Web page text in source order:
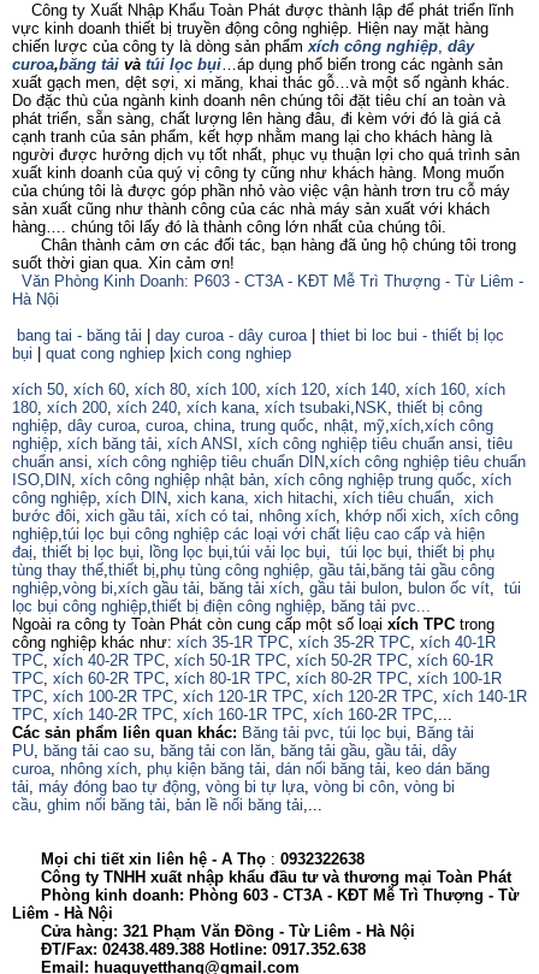
Công ty Xuất Nhập Khẩu Toàn Phát được thành lập để phát triển lĩnh
vực kinh doanh thiết bị truyền động công nghiệp. Hiện nay mặt hàng
chiến lược của công ty là dòng sản phẩm xích công nghiệp, dây
curoa,băng tải và túi lọc bụi…áp dụng phổ biến trong các ngành sản
xuất gạch men, dệt sợi, xi măng, khai thác gỗ…và một số ngành khác.
Do đặc thù của ngành kinh doanh nên chúng tôi đặt tiêu chí an toàn và
phát triển, sẵn sàng, chất lượng lên hàng đâu, đi kèm với đó là giá cả
cạnh tranh của sản phẩm, kết hợp nhằm mang lại cho khách hàng là
người được hưởng dịch vụ tốt nhất, phục vụ thuận lợi cho quá trình sản
xuất kinh doanh của quý vị công ty cũng như khách hàng. Mong muốn
của chúng tôi là được góp phần nhỏ vào việc vận hành trơn tru cỗ máy
sản xuất cũng như thành công của các nhà máy sản xuất với khách
hàng…. chúng tôi lấy đó là thành công lớn nhất của chúng tôi.
Chân thành cảm ơn các đối tác, bạn hàng đã ủng hộ chúng tôi trong
suốt thời gian qua. Xin cảm ơn!
Văn Phòng Kinh Doanh: P603 - CT3A - KĐT Mễ Trì Thượng - Từ Liêm -
Hà Nội
bang tai - băng tải
day curoa - dây curoa| thiet bi loc bui - thiết bị lọc
bụi
quat cong nghiep xich cong nghiep
xích 50, xích 60, xích 80, xích 100, xích 120, xích 140, xích 160, xích
180, xích 200, xích 240, xích kana, xích tsubaki, NSK, thiết bị công
nghiệp, dây curoa, curoa, china, trung quốc, nhật, mỹ,xích,xích công
nghiệp, xích băng tải, xích ANSI , xích công nghiệp tiêu chuẩn ansi, tiêu
chuẩn ansi, xích công nghiệp tiêu chuẩn DIN,xích công nghiệp tiêu chuẩn
ISO, DIN, xích công nghiệp nhật bản, xích công nghiệp trung quốc, xích
công nghiệp, xích DIN, xich kana, xich hitachi, xích tiêu chuẩn, xich
bước đôi, xich gầu tải, xích có tai, nhông xích, khớp nối xich, xích công
nghiệp,túi lọc bụi công nghiệp các loại với chất liệu cao cấp và hiện
đaị, thiết bị lọc bụi, lồng lọc bụi,túi vải lọc bụi, túi lọc bụi, thiết bị phụ
tùng thay thế,thiết bị,phụ tùng công nghiệp, gầu tải, băng tải gầu công
nghiệp,vòng bi,xích gầu tải, băng tải xích, gầu tải bulon, bulon ốc vít, túi
lọc bụi công nghiệp,thiết bị điện công nghiệp, băng tải pvc...
Ngoài ra công ty Toàn Phát còn cung cấp một số loại xích TPC trong
công nghiệp khác như: xích 35-1R TPC, xích 35-2R TPC, xích 40-1R
TPC, xích 40-2R TPC, xích 50-1R TPC, xích 50-2R TPC, xích 60-1R
TPC, xích 60-2R TPC, xích 80-1R TPC, xích 80-2R TPC, xích 100-1R
TPC, xích 100-2R TPC, xích 120-1R TPC, xích 120-2R TPC, xích 140-1R
TPC, xích 140-2R TPC, xích 160-1R TPC, xích 160-2R TPC,...
Các sản phẩm liên quan khác: Băng tải pvc, túi lọc bụi, Băng tải
PU, băng tải cao su, băng tải con lăn, băng tải gầu, gầu tải, dây
curoa, nhông xích, phụ kiện băng tải, dán nối băng tải, keo dán băng
tải, máy đóng bao tự động, vòng bi tự lựa, vòng bi côn, vòng bi
cầu, ghim nối băng tải, bản lề nối băng tải,...
Mọi chi tiết xin liên hệ - A Thọ : 0932322638
Công ty TNHH xuất nhập khẩu đầu tư và thương mại Toàn Phát
Phòng kinh doanh: Phòng 603 - CT3A - KĐT Mễ Trì Thượng - Từ
Liêm - Hà Nội
Cửa hàng: 321 Phạm Văn Đồng - Từ Liêm - Hà Nội
ĐT/Fax: 02438.489.388 Hotline: 0917.352.638
Email: huaquyetthang@gmail.com